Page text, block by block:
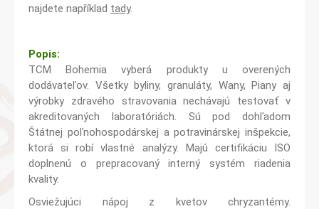
najdete například tady.
Popis:
TCM Bohemia vyberá produkty u overených
dodávateľov. Všetky byliny, granuláty, Wany, Piany aj
výrobky zdravého stravovania nechávajú testovať v
akreditovaných laboratóriách. Sú pod dohľadom
Štátnej poľnohospodárskej a potravinárskej inšpekcie,
ktorá si robí vlastné analýzy. Majú certifikáciu ISO
doplnenú o prepracovaný interný systém riadenia
kvality.
Osviežujúci nápoj z kvetov chryzantémy.